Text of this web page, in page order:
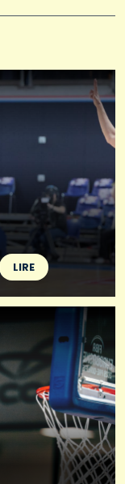
LIRE